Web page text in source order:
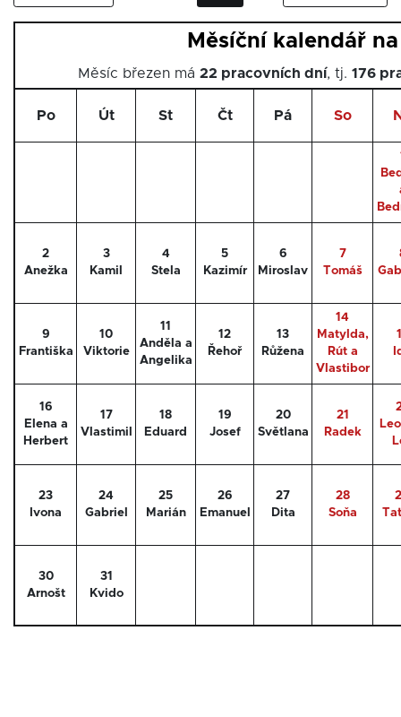
Měsíční kalendář
Měsíc březen má 22 pracovních dní, tj. 176
Po Út St Čt Pá So
2
Anežka
3
Kamil
4
Stela
5
Kazimír
6
Miroslav
7
Tomáš
9
Františka
10
Viktorie
11
Anděla a
Angelika
12
Řehoř
13
Růžena
14
Matylda,
Rút a
Vlastibor
16
Elena a
Herbert
17
Vlastimil
18
Eduard
19
Josef
20
Světlana
21
Radek
23
Ivona
24
Gabriel
25
Marián
26
Emanuel
27
Dita
28
Soňa
30
Arnošt
31
Kvido